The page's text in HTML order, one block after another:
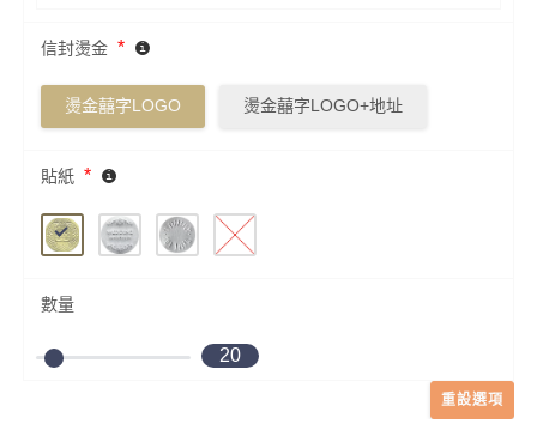
信封燙金 *
燙金囍字LOGO 燙金囍字LOGO+地址
貼紙 *
數量
20
重設選項